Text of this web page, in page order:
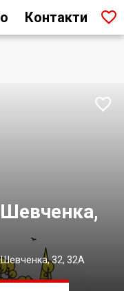
Контакти 
Шевченка, 32, 32А
